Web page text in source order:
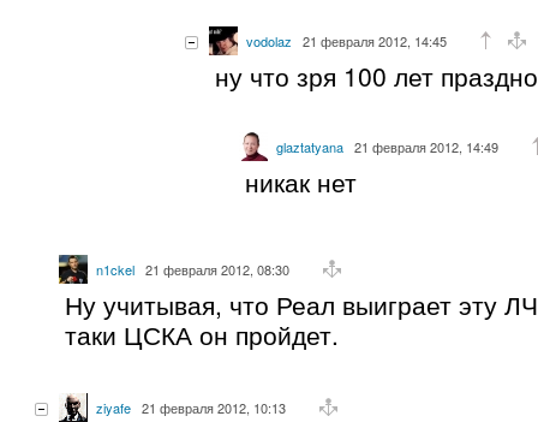
vodolaz 21 февраля 2012, 14:45
ну что зря 100 лет
glaztatyana 21 февраля 2012, 14:49
никак нет
n1ckel 21 февраля 2012, 08:30
Ну учитывая, что Реал выиграет эту
таки ЦСКА он пройдет.
ziyafe 21 февраля 2012, 10:13